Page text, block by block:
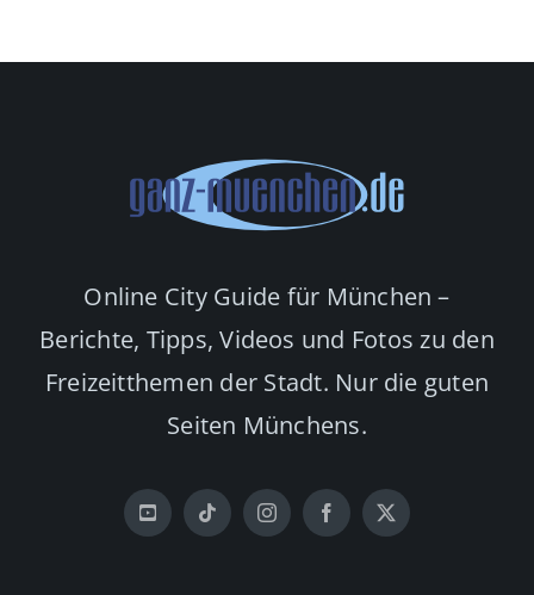
Online City Guide für München –
Berichte, Tipps, Videos und Fotos zu den
Freizeitthemen der Stadt. Nur die guten
Seiten Münchens.